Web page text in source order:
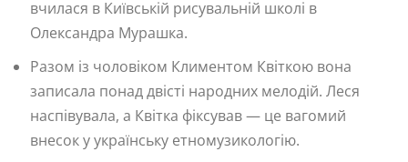
вчилася в Київській рисувальній школі в
Олександра Мурашка.
Разом із чоловіком Климентом Квіткою вона
записала понад двісті народних мелодій. Леся
наспівувала, а Квітка фіксував — це вагомий
внесок у українську етномузикологію.